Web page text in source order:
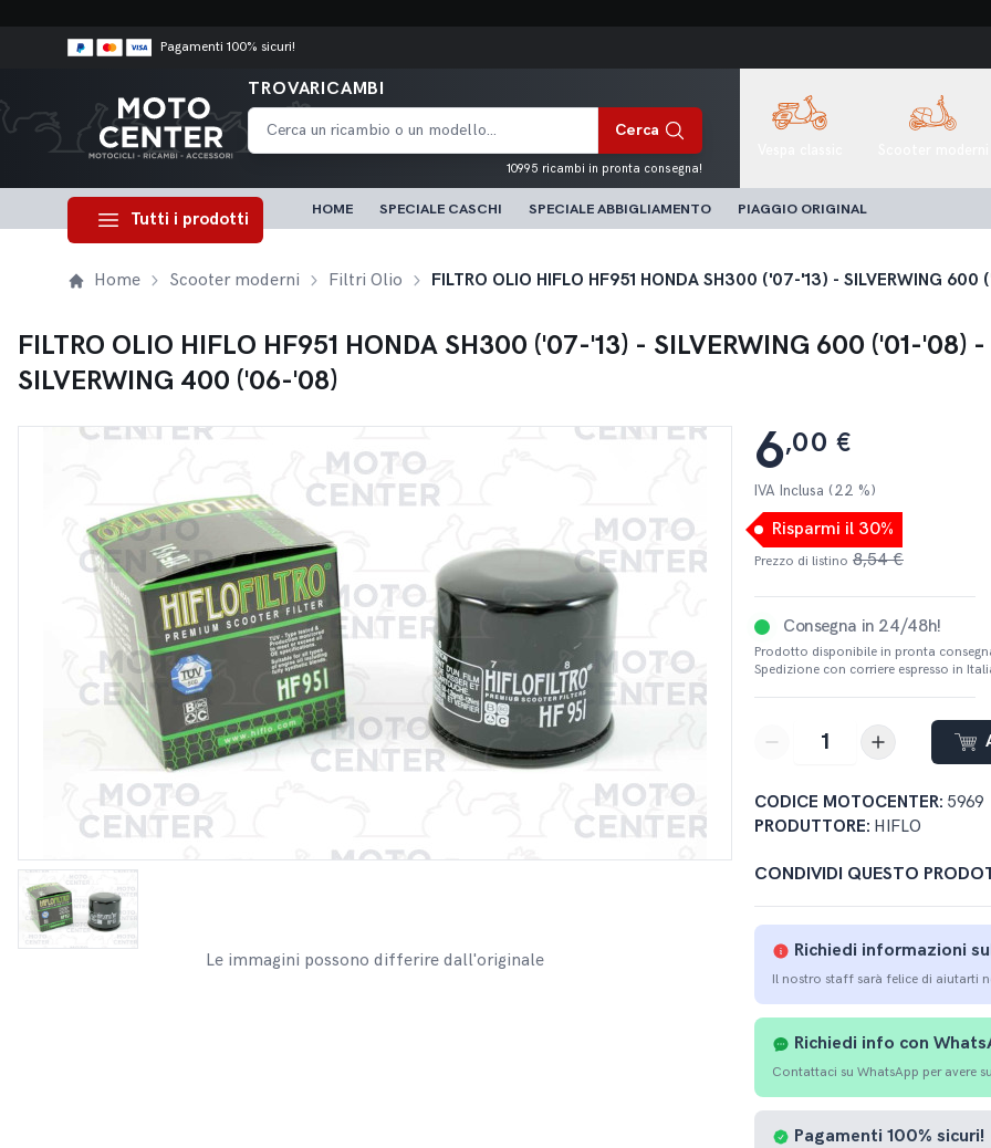
Pagamenti 100% sicuri!
TROVARICAMBI
Cerca
10995 ricambi in pronta consegna!
Tutti i prodotti
HOME SPECIALE CASCHI SPECIALE ABBIGLIAMENTO PIAGGIO ORIGINAL
Home Scooter moderni Filtri Olio FILTRO OLIO HIFLO HF951 HONDA SH300 ('07-'13) - SILVERWING
FILTRO OLIO HIFLO HF951 HONDA SH300 ('07-'13) - SILVERWING 600 ('01-'08) -
SILVERWING 400 ('06-'08)
Le immagini possono differire dall'originale
6,00 €
IVA Inclusa (22 %)
Risparmi il 30%
Prezzo di listino 8,54 €
Consegna in 24/48h!
Prodotto disponibile in pronta
Spedizione con corriere espresso in
button-minusbutton-plus
CODICE MOTOCENTER: 5969
PRODUTTORE: HIFLO
CONDIVIDI QUESTO
Richiedi informazioni
Il nostro staff sarà felice di aiutarti
Richiedi info con
Contattaci su WhatsApp per avere
Pagamenti 100% sicuri!